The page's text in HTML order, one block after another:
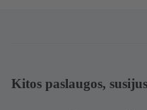
Kitos paslaugos,